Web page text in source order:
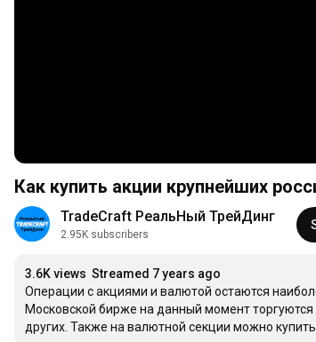
Как купить акции крупнейших
TradeCraft РеальНый ТрейДинг
2.95K subscribers
3.6K views Streamed 7 years ago
Операции с акциями и валютой остаются
Московской бирже на данный момент
других. Также на валютной секции можно